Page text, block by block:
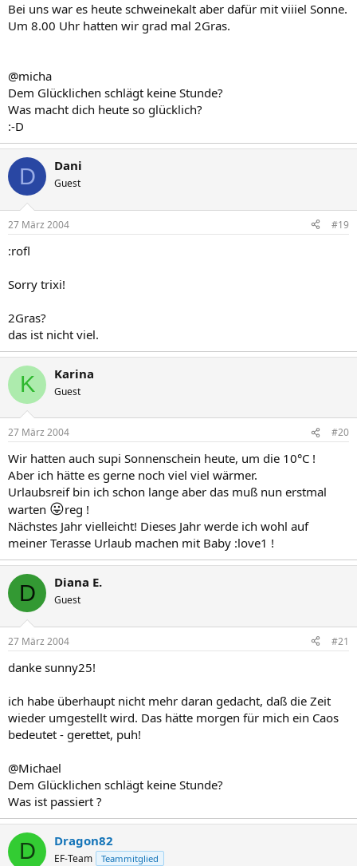
Bei uns war es heute schweinekalt aber dafür mit viiiel Sonne.
Um 8.00 Uhr hatten wir grad mal 2Gras.
@micha
Dem Glücklichen schlägt keine Stunde?
Was macht dich heute so glücklich?
:-D
D Dani
Guest
27 März 2004 #19
:rofl
Sorry trixi!
2Gras?
das ist nicht viel.
K Karina
Guest
27 März 2004 #20
Wir hatten auch supi Sonnenschein heute, um die 10°C !
Aber ich hätte es gerne noch viel viel wärmer.
Urlaubsreif bin ich schon lange aber das muß nun erstmal
warten 😛reg !
Nächstes Jahr vielleicht! Dieses Jahr werde ich wohl auf
meiner Terasse Urlaub machen mit Baby :love1 !
D Diana E.
Guest
27 März 2004 #21
danke sunny25!
ich habe überhaupt nicht mehr daran gedacht, daß die Zeit
wieder umgestellt wird. Das hätte morgen für mich ein Caos
bedeutet - gerettet, puh!
@Michael
Dem Glücklichen schlägt keine Stunde?
Was ist passiert ?
D Dragon82
EF-Team Teammitglied